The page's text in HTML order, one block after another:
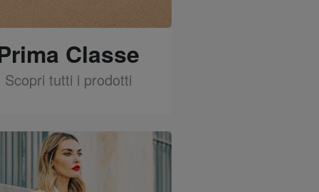
Classe
Scopri tutti i prodotti